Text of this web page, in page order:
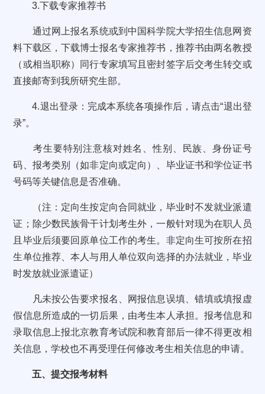
3.下载专家推荐书
通过网上报名系统或到中国科学院大学招生信息网资
料下载区，下载博士报名专家推荐书，推荐书由两名教授
（或相当职称）同行专家填写且密封签字后交考生转交或
直接邮寄到我所研究生部。
4.退出登录：完成本系统各项操作后，请点击“退出登
录”。
考生要特别注意核对姓名、性别、民族、身份证号
码、报考类别（如非定向或定向）、毕业证书和学位证书
号码等关键信息是否准确。
（注：定向生按定向合同就业，毕业时不发就业派遣
证；除少数民族骨干计划考生外，一般针对现为在职人员
且毕业后须要回原单位工作的考生。非定向生可按所在招
生单位推荐、本人与用人单位双向选择的办法就业，毕业
时发放就业派遣证）
凡未按公告要求报名、网报信息误填、错填或填报虚
假信息所造成的一切后果，由考生本人承担。报考信息和
录取信息上报北京教育考试院和教育部后一律不得更改相
关信息，学校也不再受理任何修改考生相关信息的申请。
五、提交报考材料